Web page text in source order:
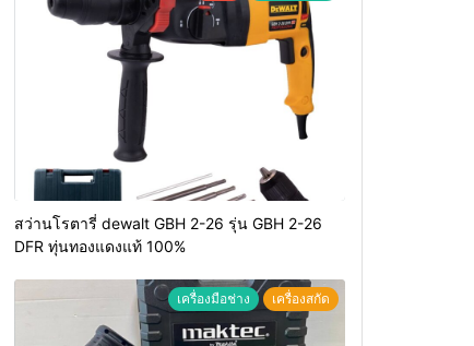
สว่านโรตารี่ dewalt GBH 2-26 รุ่น GBH 2-26
DFR ทุ่นทองแดงแท้ 100%
เครื่องมือช่าง เครื่องสกัด